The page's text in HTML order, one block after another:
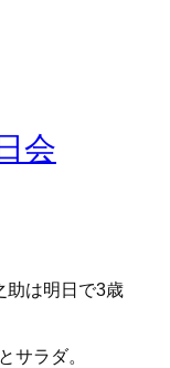
会
助は明日で3歳
サラダ。